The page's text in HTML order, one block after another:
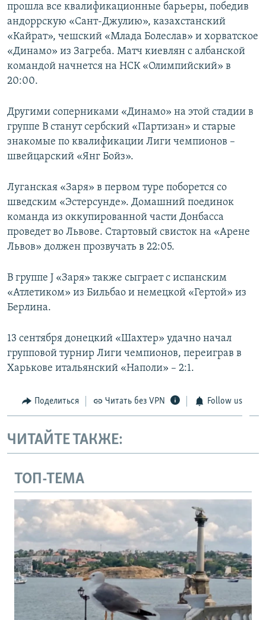
ПОБЕДИТЕЛЕЙ НЕ СУДЯТ?
КРЫМ.НЕПОКОРЕННЫЙ
ELIFBE
УКРАИНСКАЯ ПРОБЛЕМА КРЫМА
ПРИСОЕДИНЯЙТЕСЬ!
прошла все квалификационные барьеры, победив
андоррскую «Сант-Джулию», казахстанский
«Кайрат», чешский «Млада Болеслав» и хорватское
«Динамо» из Загреба. Матч киевлян с албанской
командой начнется на НСК «Олимпийский» в
20:00.
Другими соперниками «Динамо» на этой стадии в
группе В станут сербский «Партизан» и старые
знакомые по квалификации Лиги чемпионов –
швейцарский «Янг Бойз».
Луганская «Заря» в первом туре поборется со
шведским «Эстерсунде». Домашний поединок
команда из оккупированной части Донбасса
проведет во Львове. Стартовый свисток на «Арене
Львов» должен прозвучать в 22:05.
В группе J «Заря» также сыграет с испанским
«Атлетиком» из Бильбао и немецкой «Гертой» из
Берлина.
13 сентября донецкий «Шахтер» удачно начал
групповой турнир Лиги чемпионов, переиграв в
Харькове итальянский «Наполи» – 2:1.
Поделиться Читать без VPN Follow us
ЧИТАЙТЕ ТАКЖЕ:
ТОП-ТЕМА